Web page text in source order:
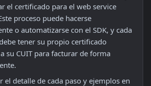
el certificado para el web service
proceso puede hacerse
o automatizarse con el SDK, y cada
tener su propio certificado
su CUIT para facturar de forma
el detalle de cada paso y ejemplos en